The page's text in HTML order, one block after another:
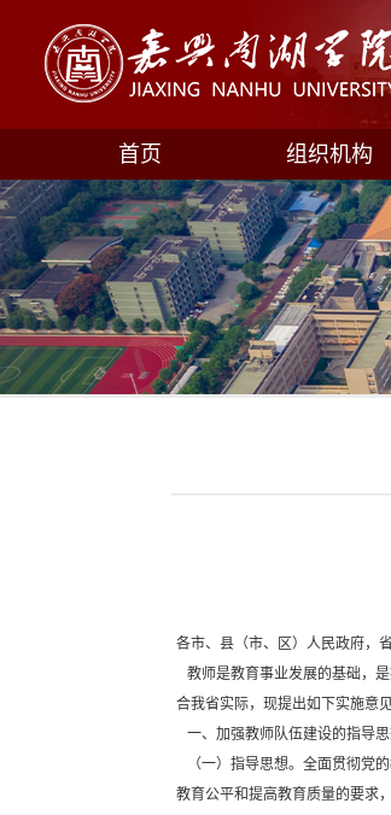
首页 组织机构
各市、县（市、区）人民政府，
教师是教育事业发展的基础，
合我省实际，现提出如下实施意见
一、加强教师队伍建设的指导
（一）指导思想。全面贯彻党
教育公平和提高教育质量的要求